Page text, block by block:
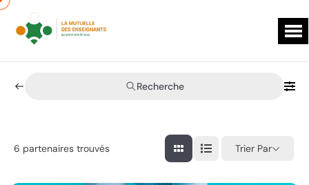
Recherche
6 partenaires trouvés Trier Par